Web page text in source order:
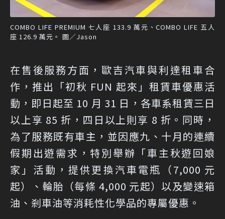
COMBO LIFE PREMIUM 七人座 133.9 萬元、COMBO LIFE 五人
座 126.9 萬元。 圖／Jason
在售後服務方面，歐吉汽車與利達租車合
作，推出「初秋 FUN 起來」租賃車優惠活
動，即日起至 10 月 31 日，各車系租賃三日
以上享 85 折，四日以上則享 8 折。同時，
為了服務既有車主，並因應九、十月的連續
假期出遊需求，特別舉辦「車主秋遊回娘
家」活動，提供更換汽車電瓶（7,000 元
起）、輪胎（每條 4,000 元起）以及變速箱
油、剎車油等消耗性化學品的專屬優惠。